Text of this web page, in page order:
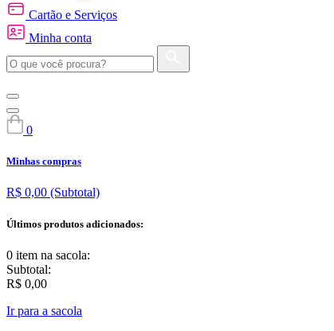
Cartão e Serviços
Minha conta
0
Minhas compras
R$ 0,00 (Subtotal)
Últimos produtos adicionados:
0 item na sacola:
Subtotal:
R$ 0,00
Ir para a sacola